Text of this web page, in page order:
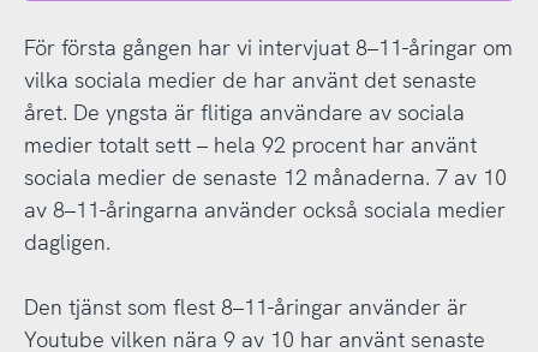
För första gången har vi intervjuat 8–11-åringar om
vilka sociala medier de har använt det senaste
året. De yngsta är flitiga användare av sociala
medier totalt sett – hela 92 procent har använt
sociala medier de senaste 12 månaderna. 7 av 10
av 8–11-åringarna använder också sociala medier
dagligen.
Den tjänst som flest 8–11-åringar använder är
Youtube vilken nära 9 av 10 har använt senaste